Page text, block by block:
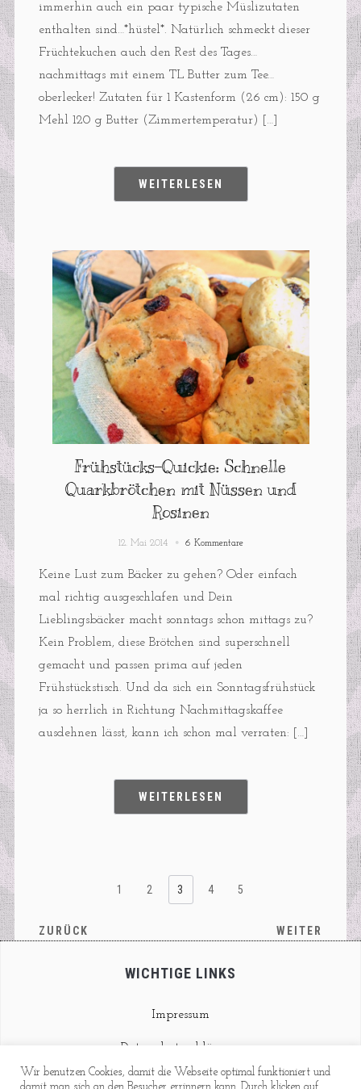
immerhin auch ein paar typische Müslizutaten
enthalten sind…*hüstel*. Natürlich schmeckt dieser
Früchtekuchen auch den Rest des Tages…
nachmittags mit einem TL Butter zum Tee…
oberlecker! Zutaten für 1 Kastenform (26 cm): 150 g
Mehl 120 g Butter (Zimmertemperatur) […]
WEITERLESEN
Frühstücks-Quickie: Schnelle
Quarkbrötchen mit Nüssen und
Rosinen
12. Mai 2014 6 Kommentare
Keine Lust zum Bäcker zu gehen? Oder einfach
mal richtig ausgeschlafen und Dein
Lieblingsbäcker macht sonntags schon mittags zu?
Kein Problem, diese Brötchen sind superschnell
gemacht und passen prima auf jeden
Frühstückstisch. Und da sich ein Sonntagsfrühstück
ja so herrlich in Richtung Nachmittagskaffee
ausdehnen lässt, kann ich schon mal verraten: […]
WEITERLESEN
ZURÜCK
1 2 3 4 5
WEITER
WICHTIGE LINKS
Impressum
Datenschutzerklärung
Kontakt
Wir benutzen Cookies, damit die Webseite optimal funktioniert und